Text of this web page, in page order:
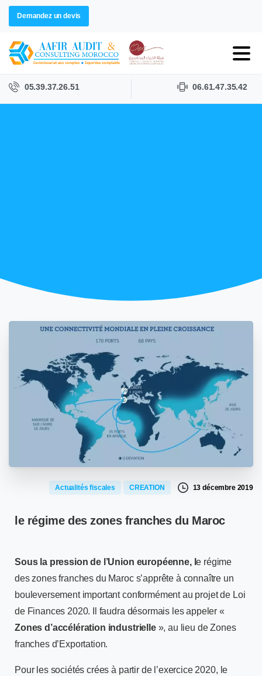
Demandez un devis
05.39.37.26.51 06.61.47.35.42
Actualités fiscales CREATION 13 décembre 2019
le régime des zones franches du Maroc
Sous la pression de l’Union européenne, le régime
des zones franches du Maroc s’apprête à connaître un
bouleversement important conformément au projet de Loi
de Finances 2020. Il faudra désormais les appeler «
Zones d’accélération industrielle», au lieu de Zones
franches d’Exportation.
Pour les sociétés crées à partir de l’exercice 2020, le